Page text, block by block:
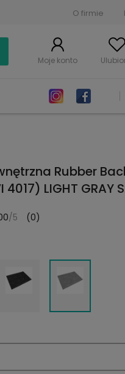
O firmie
Moje konto
Rubber
LIGHT GRAY
/5 (0)